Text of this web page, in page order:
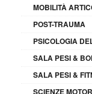
MOBILITÀ
POST-TRAUMA
PSICOLOGIA
SALA PESI &
SALA PESI &
SCIENZE